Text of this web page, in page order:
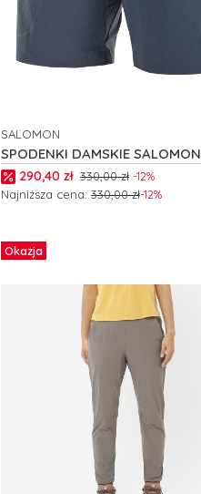
SPODENKI DAMSKIE SALOMON
WAYFARER W C24728
PRODUCENT
SALOMON
Cena promocyjna
290,40 zł 330,00 zł -12%
Najniższa cena: 330,00 zł-12%
Okazja